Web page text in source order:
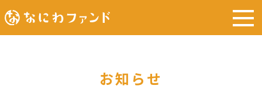
お知らせ